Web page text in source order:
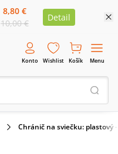
8,80 €
10,00 €
Detail
Konto Wishlist Košík Menu
Chránič na sviečku: plastový